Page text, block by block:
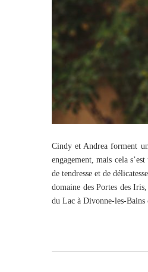
Cindy et Andrea forment
engagement, mais cela
de tendresse et de
domaine des Portes des
du Lac à Divonne-les-Bains